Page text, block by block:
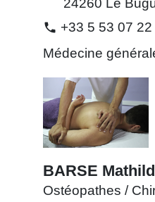
phone +33 5 53 07 22
Médecine
BARSE
Ostéopathes /